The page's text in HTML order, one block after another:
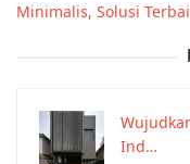
Minimalis, Solusi
Ind…